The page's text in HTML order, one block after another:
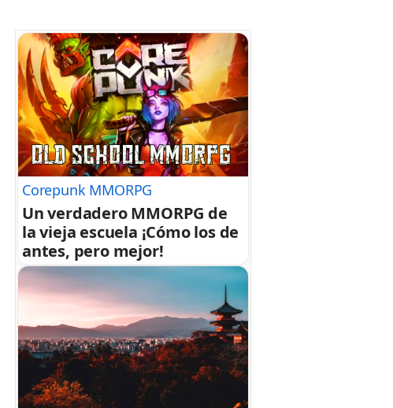
Corepunk MMORPG
Un verdadero MMORPG de
la vieja escuela ¡Cómo los de
antes, pero mejor!